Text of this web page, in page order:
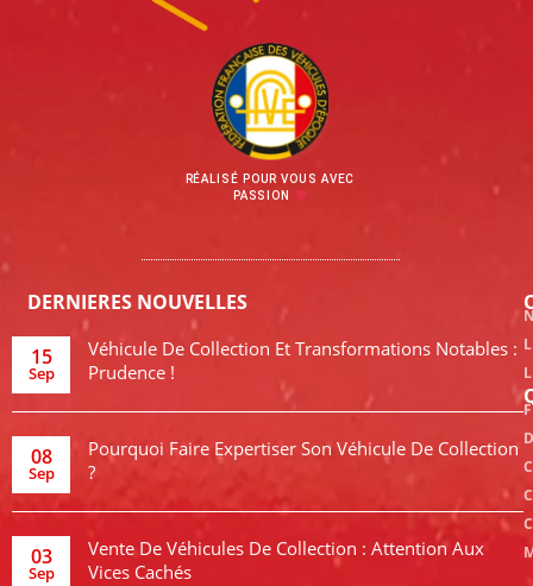
RÉALISÉ POUR VOUS AVEC
PASSION
DERNIERES NOUVELLES
15
Sep
Véhicule De Collection Et Transformations Notables :
Prudence !
08
Sep
Pourquoi Faire Expertiser Son Véhicule De Collection
?
03
Sep
Vente De Véhicules De Collection : Attention Aux
Vices Cachés